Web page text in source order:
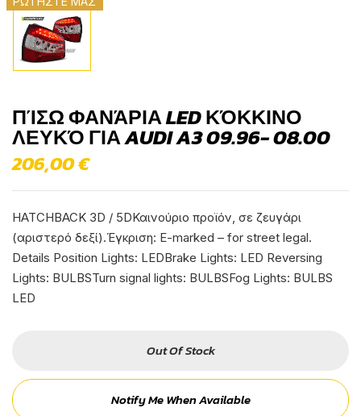
ΠΊΣΩ ΦΑΝΆΡΙΑ LED ΚΌΚΚΙΝΟ
ΛΕΥΚΌ ΓΙΑ AUDI A3 09.96- 08.00
206,00€
HATCHBACK 3D / 5DΚαινούριο προϊόν, σε ζευγάρι
(αριστερό δεξί).Έγκριση: E-marked – for street legal.
Details Position Lights: LEDBrake Lights: LED Reversing
Lights: BULBSTurn signal lights: BULBSFog Lights: BULBS
LED
Out Of Stock
Notify Me When Available